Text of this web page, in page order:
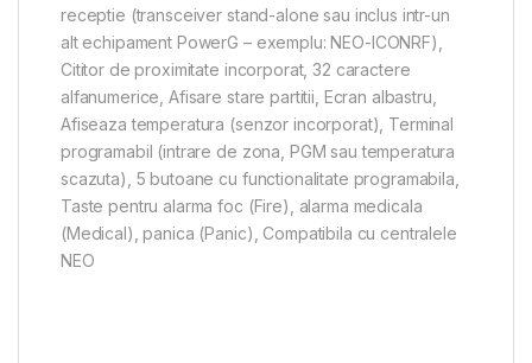
receptie (transceiver stand-alone sau inclus intr-un
alt echipament PowerG – exemplu: NEO-ICONRF),
Cititor de proximitate incorporat, 32 caractere
alfanumerice, Afisare stare partitii, Ecran albastru,
Afiseaza temperatura (senzor incorporat), Terminal
programabil (intrare de zona, PGM sau temperatura
scazuta), 5 butoane cu functionalitate programabila,
Taste pentru alarma foc (Fire), alarma medicala
(Medical), panica (Panic), Compatibila cu centralele
NEO